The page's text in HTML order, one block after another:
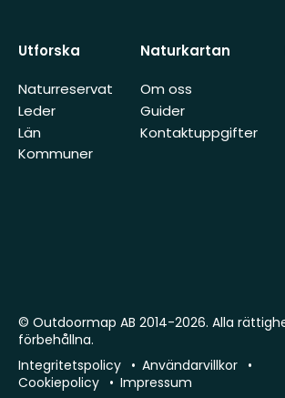
Utforska
Naturreservat
Leder
Län
Kommuner
Naturkartan
Om oss
Guider
Kontaktuppgifter
© Outdoormap AB 2014-2026. Alla
förbehållna.
Integritetspolicy
Användarvillkor
Cookiepolicy
Impressum